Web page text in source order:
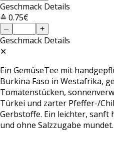
Geschmack Details
≙ 0.75€
– +
Geschmack Details
✕
Ein GemüseTee mit
Burkina Faso in Westafrika,
Tomatenstücken,
Türkei und zarter Pfeffer-/
Gerbstoffe. Ein leichter, sanft
und ohne Salzzugabe mundet.